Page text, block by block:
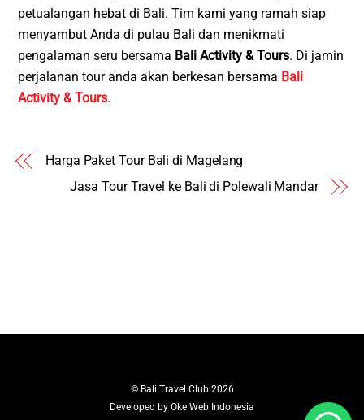
petualangan hebat di Bali. Tim kami yang ramah siap
menyambut Anda di pulau Bali dan menikmati
pengalaman seru bersama Bali Activity & Tours. Di jamin
perjalanan tour anda akan berkesan bersama Bali
Activity & Tours.
Harga Paket Tour Bali di Magelang
Jasa Tour Travel ke Bali di Polewali Mandar
© Bali Travel Club2026
Developed by Oke Web Indonesia